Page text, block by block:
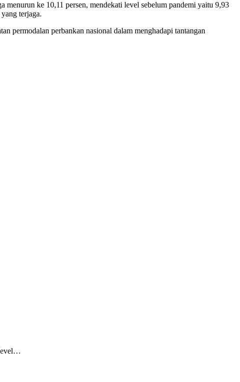
ke 10,11 persen, mendekati level sebelum pandemi yaitu 9,93
terjaga.
permodalan perbankan nasional dalam menghadapi tantangan